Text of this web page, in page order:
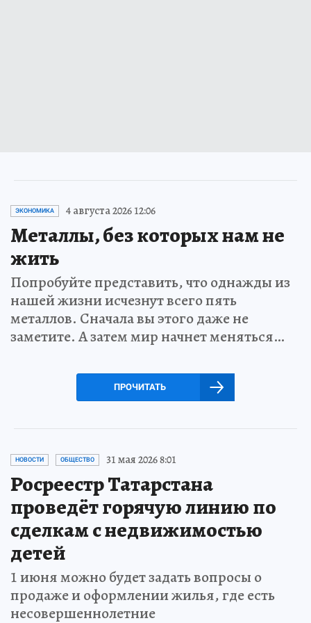
ЭКОНОМИКА 4 августа 2026 12:06
Металлы, без которых нам не
жить
Попробуйте представить, что однажды из
нашей жизни исчезнут всего пять
металлов. Сначала вы этого даже не
заметите. А затем мир начнет меняться…
ПРОЧИТАТЬ
НОВОСТИ ОБЩЕСТВО 31 мая 2026 8:01
Росреестр Татарстана
проведёт горячую линию по
сделкам с недвижимостью
детей
1 июня можно будет задать вопросы о
продаже и оформлении жилья, где есть
несовершеннолетние